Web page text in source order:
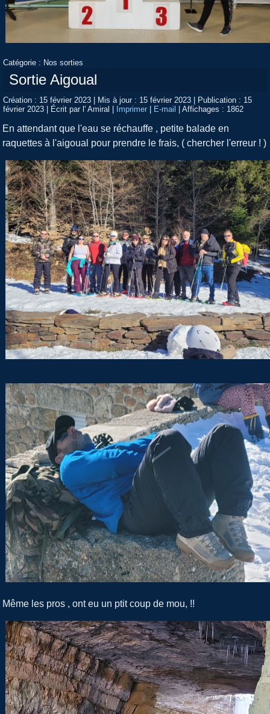
Catégorie : Nos sorties
Sortie Aigoual
Création : 15 février 2023 | Mis à jour : 15 février 2023 | Publication : 15
février 2023 | Écrit par l' Amiral | Imprimer | E-mail |Affichages : 1862
En attendant que l'eau se réchauffe , petite balade en
raquettes à l'aigoual pour prendre le frais, ( chercher l'erreur ! )
Même les pros , ont eu un ptit coup de mou, !!